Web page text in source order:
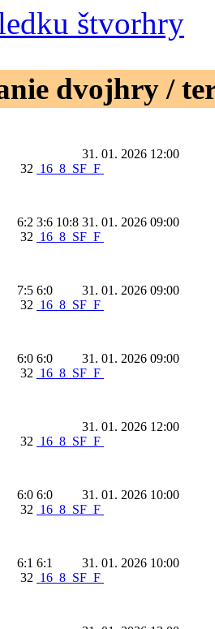
štvorhry
dvojhry /
31. 01. 2026 12:00
32 16 8 SF F
6:2 3:6 10:8 31. 01. 2026 09:00
32 16 8 SF F
7:5 6:0
31. 01. 2026 09:00
32 16 8 SF F
6:0 6:0
31. 01. 2026 09:00
32 16 8 SF F
31. 01. 2026 12:00
32 16 8 SF F
6:0 6:0
31. 01. 2026 10:00
32 16 8 SF F
6:1 6:1
31. 01. 2026 10:00
32 16 8 SF F